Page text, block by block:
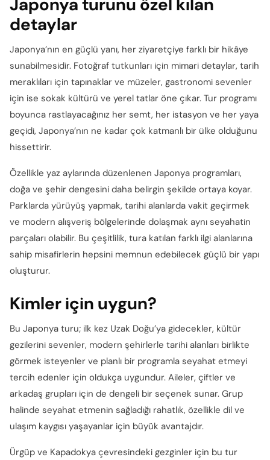
Japonya turunu özel kılan
detaylar
Japonya’nın en güçlü yanı, her ziyaretçiye farklı bir hikâye
sunabilmesidir. Fotoğraf tutkunları için mimari detaylar, tarih
meraklıları için tapınaklar ve müzeler, gastronomi sevenler
için ise sokak kültürü ve yerel tatlar öne çıkar. Tur programı
boyunca rastlayacağınız her semt, her istasyon ve her yaya
geçidi, Japonya’nın ne kadar çok katmanlı bir ülke olduğunu
hissettirir.
Özellikle yaz aylarında düzenlenen Japonya programları,
doğa ve şehir dengesini daha belirgin şekilde ortaya koyar.
Parklarda yürüyüş yapmak, tarihi alanlarda vakit geçirmek
ve modern alışveriş bölgelerinde dolaşmak aynı seyahatin
parçaları olabilir. Bu çeşitlilik, tura katılan farklı ilgi alanlarına
sahip misafirlerin hepsini memnun edebilecek güçlü bir yapı
oluşturur.
Kimler için uygun?
Bu Japonya turu; ilk kez Uzak Doğu’ya gidecekler, kültür
gezilerini sevenler, modern şehirlerle tarihi alanları birlikte
görmek isteyenler ve planlı bir programla seyahat etmeyi
tercih edenler için oldukça uygundur. Aileler, çiftler ve
arkadaş grupları için de dengeli bir seçenek sunar. Grup
halinde seyahat etmenin sağladığı rahatlık, özellikle dil ve
ulaşım kaygısı yaşayanlar için büyük avantajdır.
Ürgüp ve Kapadokya çevresindeki gezginler için bu tur